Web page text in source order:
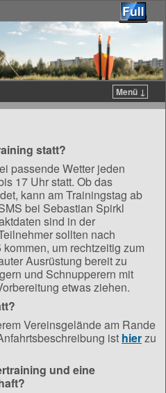
Menü ↓
statt?
passende Wetter jeden
17 Uhr statt. Ob das
kann am Trainingstag ab
bei Sebastian Spirkl
sind in der
sollten nach
um rechtzeitig zum
Ausrüstung bereit zu
und Schnupperern mit
etwas ziehen.
Vereinsgelände am Rande
ist hierzu
und eine